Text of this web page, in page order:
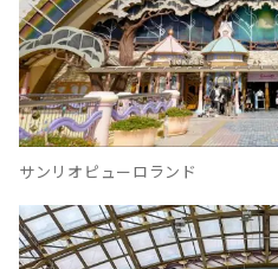
サンリオピューロランド